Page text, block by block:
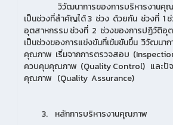
วิวัฒนาการของการบริหารงานคุณ
เป็นช่วงที่สำคัญได้ 3 ช่วง ด้วยกัน ช่วงที่ 1
อุตสาหกรรม ช่วงที่ 2 ช่วงของการปฏิวัติอุ
เป็นช่วงของการแข่งขันที่เข้มขันขึ้น วิวัฒนา
คุณภาพ เริ่มจากการตรวจสอบ
ควบคุมคุณภาพ (Quality Control) และปั
คุณภาพ (Quality Assurance)
3. หลักการบริหารงานคุณภาพ